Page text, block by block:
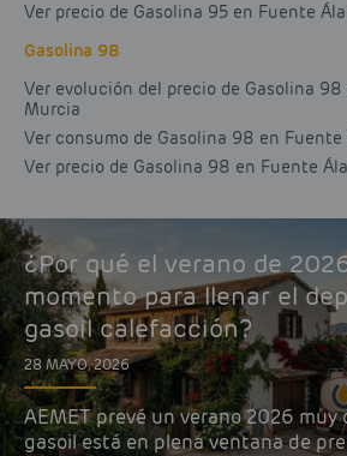
Ver precio de Gasolina 95 en Fuente
Gasolina 98
Ver evolución del precio de Gasolina
Murcia
Ver consumo de Gasolina 98 en
Ver precio de Gasolina 98 en Fuente
¿Por qué el verano de
momento para llenar el
gasoil calefacción?
28 MAYO, 2026
AEMET prevé un verano 2026 muy
gasoil está en plena ventana de